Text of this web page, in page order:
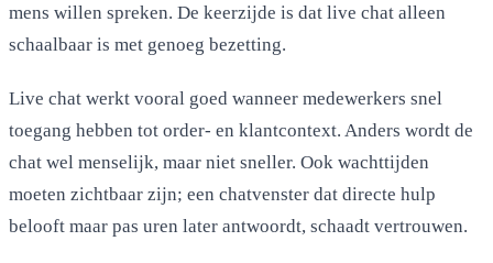
mens willen spreken. De keerzijde is dat live chat alleen
schaalbaar is met genoeg bezetting.
Live chat werkt vooral goed wanneer medewerkers snel
toegang hebben tot order- en klantcontext. Anders wordt de
chat wel menselijk, maar niet sneller. Ook wachttijden
moeten zichtbaar zijn; een chatvenster dat directe hulp
belooft maar pas uren later antwoordt, schaadt vertrouwen.